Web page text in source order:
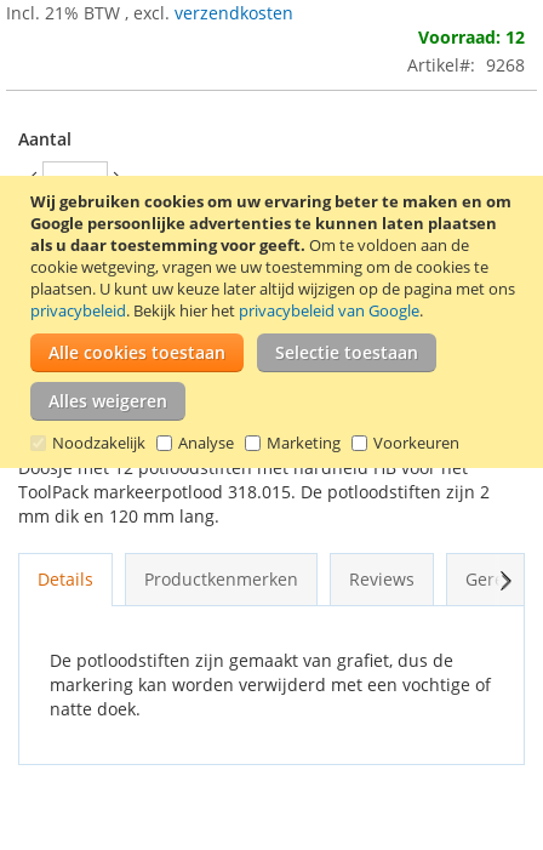
Wij gebruiken cookies om uw ervaring beter te maken en om
Google persoonlijke advertenties te kunnen laten plaatsen
als u daar toestemming voor geeft. Om te voldoen aan de
cookie wetgeving, vragen we uw toestemming om de cookies te
plaatsen. U kunt uw keuze later altijd wijzigen op de pagina met ons
privacybeleid. Bekijk hier het privacybeleid van Google.
Alle cookies toestaan Selectie toestaan
Alles weigeren
Noodzakelijk Analyse Marketing Voorkeuren
Incl. 21% BTW , excl. verzendkosten
Voorraad: 12
Artikel
9268
Aantal
In Winkelwagen
VOEG TOE AAN VERLANGLIJST
TOEVOEGEN OM TE VERGELIJKEN
Doosje met 12 potloodstiften met hardheid HB voor het
ToolPack markeerpotlood 318.015. De potloodstiften zijn 2
mm dik en 120 mm lang.
Details Productkenmerken Reviews
De potloodstiften zijn gemaakt van grafiet, dus de
markering kan worden verwijderd met een vochtige of
natte doek.